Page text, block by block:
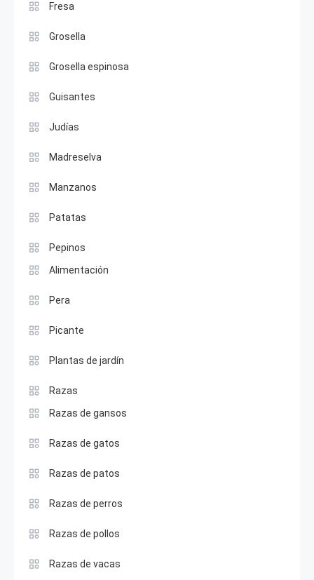
Fresa
Grosella
Grosella espinosa
Guisantes
Judías
Madreselva
Manzanos
Patatas
Pepinos
Alimentación
Pera
Picante
Plantas de jardín
Razas
Razas de gansos
Razas de gatos
Razas de patos
Razas de perros
Razas de pollos
Razas de vacas